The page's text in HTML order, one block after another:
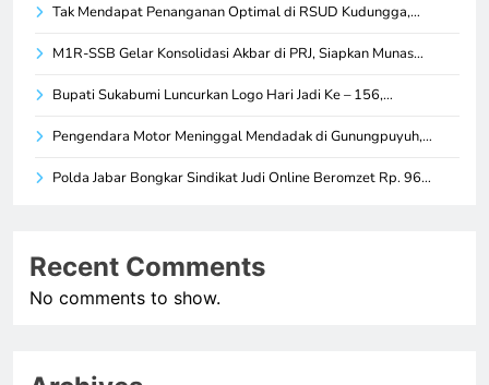
Tak Mendapat Penanganan Optimal di RSUD Kudungga,…
M1R-SSB Gelar Konsolidasi Akbar di PRJ, Siapkan Munas…
Bupati Sukabumi Luncurkan Logo Hari Jadi Ke – 156,…
Pengendara Motor Meninggal Mendadak di Gunungpuyuh,…
Polda Jabar Bongkar Sindikat Judi Online Beromzet Rp. 96…
Recent Comments
No comments to show.